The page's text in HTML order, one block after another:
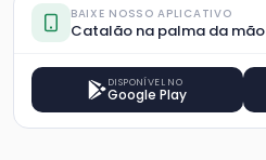
BAIXE NOSSO APLICATIVO
Catalão na palma da mão
DISPONÍVEL NO
Google Play